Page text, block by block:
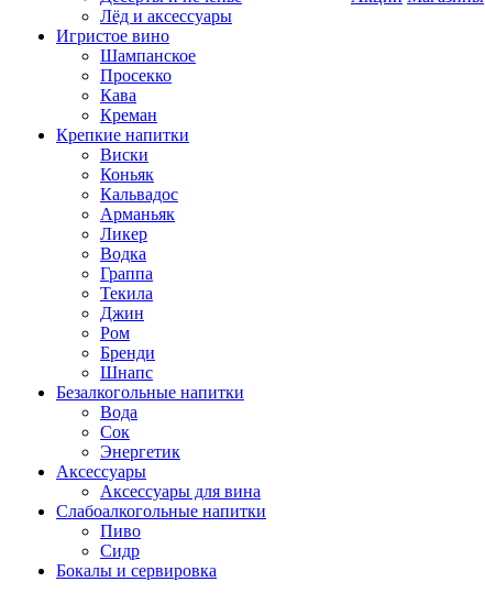
Лёд и аксессуары
Игристое вино
Шампанское
Просекко
Кава
Креман
Крепкие напитки
Виски
Коньяк
Кальвадос
Арманьяк
Ликер
Водка
Граппа
Текила
Джин
Ром
Бренди
Шнапс
Безалкогольные напитки
Вода
Сок
Энергетик
Аксессуары
Аксессуары для вина
Слабоалкогольные напитки
Пиво
Сидр
Бокалы и сервировка